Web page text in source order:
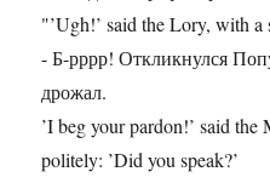
"’Ugh!’ said the Lory, with a
- Б-рррр! Откликнулся
дрожал.
’I beg your pardon!’ said
politely: ’Did you speak?’